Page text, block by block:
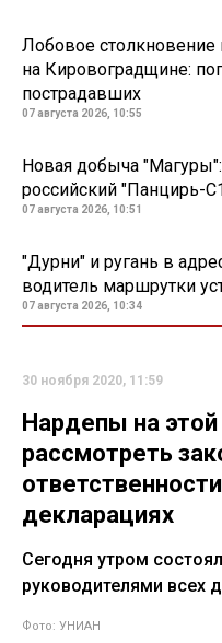
Лобовое
на Кировоградщине:
пострадавших
07 августа 2026, 10:55
Новая добыча
российский "Панцирь-
07 августа 2026, 10:51
"Дурни" и ругань в
водитель маршрутки
07 августа 2026, 10:34
30 ноября 2020, 11:59
Нардепы на
рассмотреть
декларациях
Сегодня утром
руководителями всех